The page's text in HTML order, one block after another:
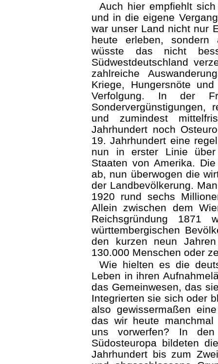
Auch hier empfiehlt
und in die eigene
war unser Land nicht nur
heute erleben, sondern
wüsste das nicht
Südwestdeutschland
zahlreiche
Kriege, Hungersnöte
Verfolgung. In der
Sondervergünstigungen,
und zumindest
Jahrhundert noch
19. Jahrhundert eine
nun in erster Linie
Staaten von Amerika.
ab, nun überwogen die
der Landbevölkerung.
1920 rund sechs
Allein zwischen dem
Reichsgründung 1871
württembergischen
den kurzen neun
130.000 Menschen oder
Wie hielten es die
Leben in ihren
das Gemeinwesen, das
Integrierten sie sich oder
also gewissermaßen
das wir heute
uns vorwerfen? In
Südosteuropa bildeten
Jahrhundert bis zum